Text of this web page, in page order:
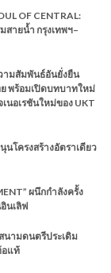
OF CENTRAL:
สายน้ำ กรุงเทพฯ–
ามสัมพันธ์อันยั่งยืน
พร้อมเปิดบทบาทใหม่
นอเรชันใหม่ของ UKT
โครงสร้างอัตราเดียว
ผนึกกำลังครั้ง
นเลิฟ
นามดนตรีประเดิม
อแท้